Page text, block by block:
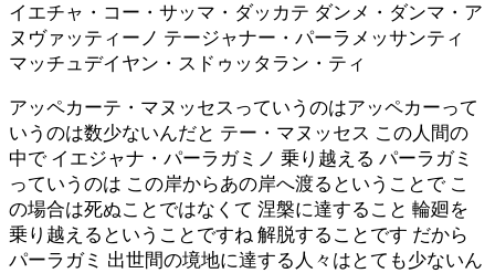
イエチャ・コー・サッマ・ダッカテ ダンメ・ダンマ・ア
ヌヴァッティーノ テージャナー・パーラメッサンティ
マッチュデイヤン・スドゥッタラン・ティ
アッペカーテ・マヌッセスっていうのはアッペカーって
いうのは数少ないんだと テー・マヌッセス この人間の
中で イエジャナ・パーラガミノ 乗り越える パーラガミ
っていうのは この岸からあの岸へ渡るということで こ
の場合は死ぬことではなくて 涅槃に達すること 輪廻を
乗り越えるということですね 解脱することです だから
パーラガミ 出世間の境地に達する人々はとても少ないん